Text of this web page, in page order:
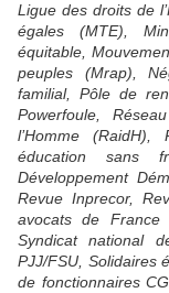
Ligue des droits de
égales (MTE),
équitable,
peuples (Mrap),
familial, Pôle de
Powerfoule, Réseau
l’Homme (RaidH),
éducation sans
Développement
Revue Inprecor,
avocats de France
Syndicat national
PJJ/FSU, Solidaires
de fonctionnaires